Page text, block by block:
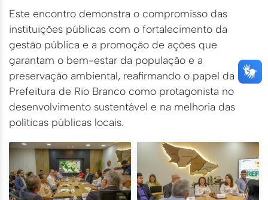
Este encontro demonstra o compromisso das
instituições públicas com o fortalecimento da
gestão pública e a promoção de ações que
garantam o bem-estar da população e a
preservação ambiental, reafirmando o papel da
Prefeitura de Rio Branco como protagonista no
desenvolvimento sustentável e na melhoria das
políticas públicas locais.